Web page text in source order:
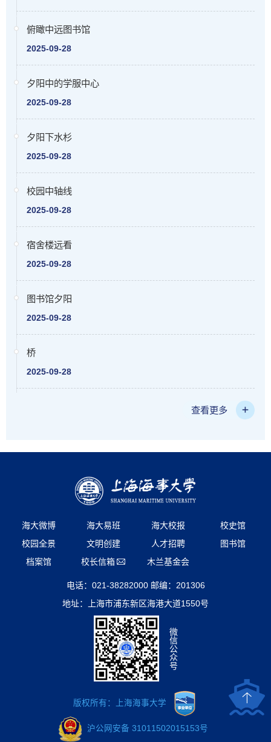
俯瞰中远图书馆
2025-09-28
夕阳中的学服中心
2025-09-28
夕阳下水杉
2025-09-28
校园中轴线
2025-09-28
宿舍楼远看
2025-09-28
图书馆夕阳
2025-09-28
桥
2025-09-28
查看更多
海大微博 海大易班 海大校报
校史馆
校园全景
文明创建 人才招聘
图书馆
档案馆
校长信箱 木兰基金会
电话：021-38282000 邮编：201306
地址：上海市浦东新区海港大道1550号
微
信
公
众
号
版权所有：上海海事大学
沪公网安备 31011502015153号